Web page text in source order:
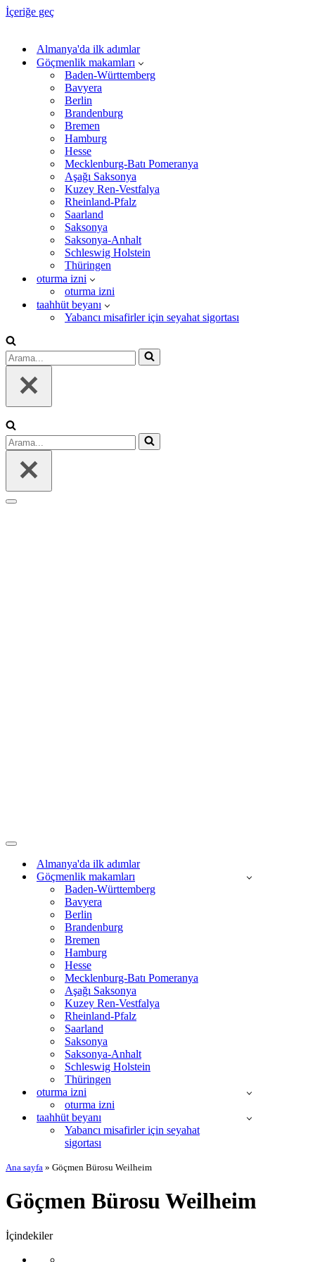
İçeriğe geç
Almanya'da ilk adımlar
Göçmenlik makamları
Baden-Württemberg
Bavyera
Berlin
Brandenburg
Bremen
Hamburg
Hesse
Mecklenburg-Batı Pomeranya
Aşağı Saksonya
Kuzey Ren-Vestfalya
Rheinland-Pfalz
Saarland
Saksonya
Saksonya-Anhalt
Schleswig Holstein
Thüringen
oturma izni
oturma izni
taahhüt beyanı
Yabancı misafirler için seyahat sigortası
Arama...
Arama...
Dolaşım
Dolaşım
menüsüAlmanya'da ilk adımlar
Göçmenlik makamları
Baden-Württemberg
Bavyera
Berlin
Brandenburg
Bremen
Hamburg
Hesse
Mecklenburg-Batı Pomeranya
Aşağı Saksonya
Kuzey Ren-Vestfalya
Rheinland-Pfalz
Saarland
Saksonya
Saksonya-Anhalt
Schleswig Holstein
Thüringen
oturma izni
oturma izni
taahhüt beyanı
Yabancı misafirler için seyahat
sigortası
Ana sayfa » Göçmen Bürosu Weilheim
Göçmen Bürosu Weilheim
İçindekiler